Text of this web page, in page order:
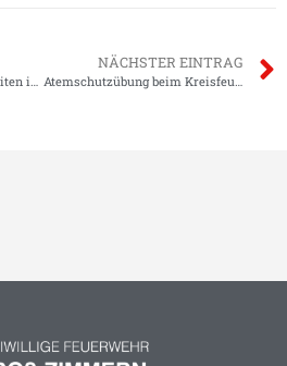
Übung nach FwDv 3 „Einheiten im Löscheinsatz“
NÄCHSTER EINTRAG
Atemschutzübung beim Kreisfeuerwehrtag in Brandau